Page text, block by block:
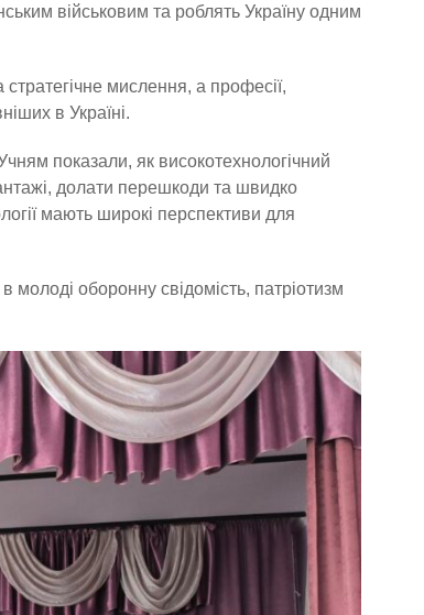
військовим та роблять Україну одним
мислення, а професії,
в Україні.
показали, як високотехнологічний
долати перешкоди та швидко
мають широкі перспективи для
молоді оборонну свідомість, патріотизм